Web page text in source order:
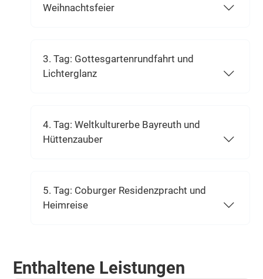
Weihnachtsfeier
3. Tag: Gottesgartenrundfahrt und
Lichterglanz
4. Tag: Weltkulturerbe Bayreuth und
Hüttenzauber
5. Tag: Coburger Residenzpracht und
Heimreise
Enthaltene Leistungen